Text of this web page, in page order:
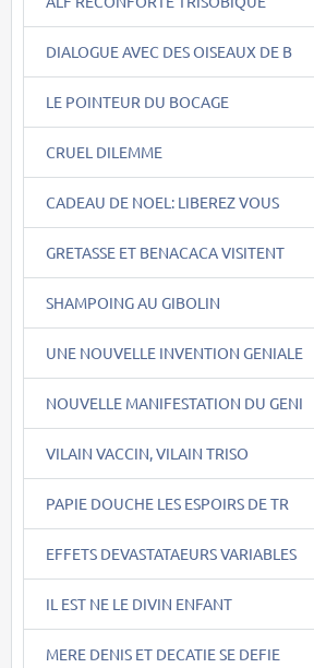
DIALOGUE AVEC DES OISEAUX DE B
LE POINTEUR DU BOCAGE
CRUEL DILEMME
CADEAU DE NOEL: LIBEREZ VOUS
GRETASSE ET BENACACA VISITENT
SHAMPOING AU GIBOLIN
UNE NOUVELLE INVENTION GENIALE
NOUVELLE MANIFESTATION DU GENI
VILAIN VACCIN, VILAIN TRISO
PAPIE DOUCHE LES ESPOIRS DE TR
EFFETS DEVASTATAEURS VARIABLES
IL EST NE LE DIVIN ENFANT
MERE DENIS ET DECATIE SE DEFIE